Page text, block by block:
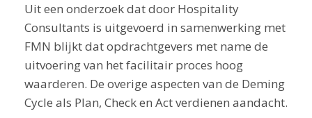
Uit een onderzoek dat door Hospitality
Consultants is uitgevoerd in samenwerking met
FMN blijkt dat opdrachtgevers met name de
uitvoering van het facilitair proces hoog
waarderen. De overige aspecten van de Deming
Cycle als Plan, Check en Act verdienen aandacht.